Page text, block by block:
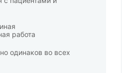
работа
одинаков во всех